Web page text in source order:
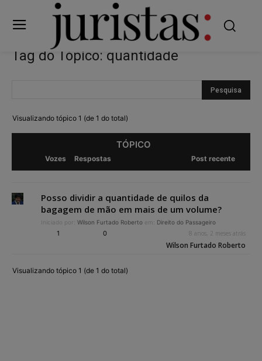
Tag do Tópico: quantidade
Visualizando tópico 1 (de 1 do total)
TÓPICO
Vozes Respostas Post recente
Posso dividir a quantidade de quilos da
bagagem de mão em mais de um volume?
Iniciado por: Wilson Furtado Roberto em: Direito do Passageiro
1 0 8 anos, 2 meses atrás
Wilson Furtado Roberto
Visualizando tópico 1 (de 1 do total)